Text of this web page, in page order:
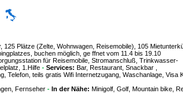
Plätze (Zelte, Wohnwagen, Reisemobile), 105
buchen möglich, ge ffnet vom 11.4 bis 19.10
für Reisemobile, Stromanschluß, Trinkwasser-
1.Hilfe - Services: Bar, Restaurant, Snackbar ,
teils gratis Wifi Internetzugang, Waschanlage, Visa
Fernseher - In der Nähe: Minigolf, Golf, Mountain bike,